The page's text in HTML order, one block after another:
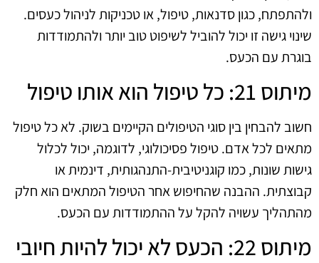
ולהתפתח, כגון סדנאות, טיפול, או טכניקות לניהול כעסים.
שינוי גישה זו יכול להוביל לשיפוט טוב יותר ולהתמודדות
בוגרת עם הכעס.
מיתוס 21: כל טיפול הוא אותו טיפול
חשוב להבחין בין סוגי הטיפולים הקיימים בשוק. לא כל טיפול
מתאים לכל אדם. טיפול פסיכולוגי, לדוגמה, יכול לכלול
גישות שונות, כמו קוגניטיבית-התנהגותית, דינמית או
קבוצתית. ההבנה שהחיפוש אחר הטיפול המתאים הוא חלק
מהתהליך עשויה להקל על ההתמודדות עם הכעס.
מיתוס 22: הכעס לא יכול להיות חיובי